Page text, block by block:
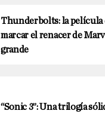
Thunderbolts: la película
marcar el renacer de
grande
“Sonic 3”: Una trilogía